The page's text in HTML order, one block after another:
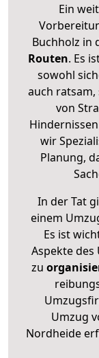
Ein
Buchholz in
Routen. Es
sowohl
auch ratsam,
von
wir
Planung,
In der Tat
einem
Es ist
Aspekte des
zu
Umzug
Nordheide